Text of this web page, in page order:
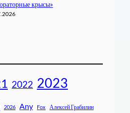
крысы»
2022 2023
2026 Any Fox Алексей Грабилин